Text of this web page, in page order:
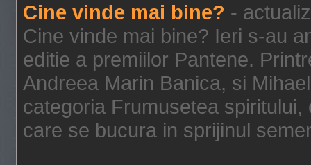
Cine vinde mai bine? -
Cine vinde mai bine? Ieri s-au
editie a premiilor Pantene.
Andreea Marin Banica, si
categoria Frumusetea
care se bucura in sprijinul